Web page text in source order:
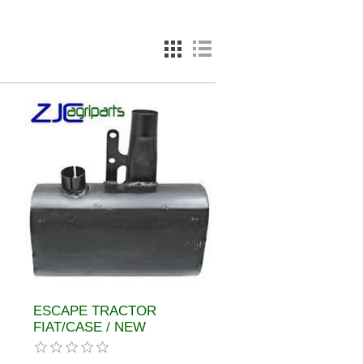
ESCAPE TRACTOR
FIAT/CASE / NEW
HOLLAND REF 5093950,